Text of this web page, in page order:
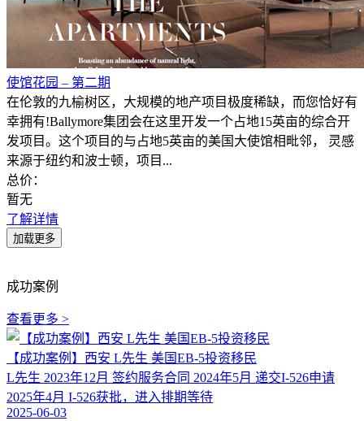
使馆花园 – 第二期
在伦敦的九榆树区，大规模的地产项目极度稀缺，而您恰好有
幸拥有!Ballymore集团会在这里开发一个占地15英亩的综合开
发项目。这个项目的与占地5英亩的美国大使馆相毗邻， 灵感
来源于纽约和波士顿，项目...
总价：
暂无
了解详情
成功案例
查看更多 >
【成功案例】西安 L先生 美国EB-5投资移民
L先生 2023年12月 签约服务合同 2024年5月 递交I-526申请
2025年4月 I-526获批，进入排期等待
2025-06-03